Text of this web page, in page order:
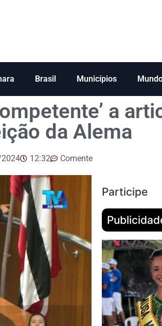
Brasil Municípios
a
da Alema
12:32 Comente
Participe